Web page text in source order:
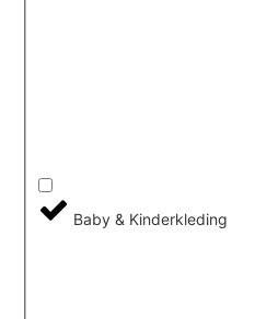
Baby & Kinderkleding